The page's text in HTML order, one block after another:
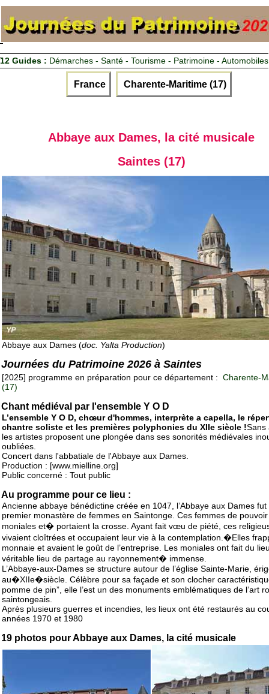
12 Guides : Démarches - Santé - Tourisme - Patrimoine - Automobiles
France Charente-Maritime (17)
Abbaye aux Dames, la cité musicale
Saintes (17)
Abbaye aux Dames (doc. Yalta Production)
Journées du Patrimoine 2026 à Saintes
[2025] programme en préparation pour ce département : Charente-
(17)
Chant médiéval par l'ensemble Y O D
L’ensemble Y O D, chœur d'hommes, interprète a capella, le
chantre soliste et les premières polyphonies du XIIe siècle !Sans
les artistes proposent une plongée dans ses sonorités médiévales
oubliées.
Concert dans l'abbatiale de l'Abbaye aux Dames.
Production : [www.mielline.org]
Public concerné : Tout public
Au programme pour ce lieu :
Ancienne abbaye bénédictine créée en 1047, l’Abbaye aux Dames fut
premier monastère de femmes en Saintonge. Ces femmes de
moniales et� portaient la crosse. Ayant fait vœu de piété, ces
vivaient cloîtrées et occupaient leur vie à la contemplation.�Elles
monnaie et avaient le goût de l’entreprise. Les moniales ont fait du
véritable lieu de partage au rayonnement� immense.
L’Abbaye-aux-Dames se structure autour de l’église Sainte-Marie,
au�XIIe�siècle. Célèbre pour sa façade et son clocher
pomme de pin”, elle l’est un des monuments emblématiques de l’art
saintongeais.
Après plusieurs guerres et incendies, les lieux ont été restaurés au
années 1970 et 1980
19 photos pour Abbaye aux Dames, la cité musicale